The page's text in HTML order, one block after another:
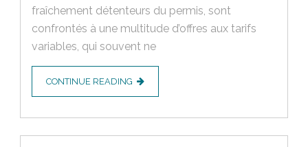
fraîchement détenteurs du permis, sont
confrontés à une multitude d’offres aux tarifs
variables, qui souvent ne
CONTINUE READING